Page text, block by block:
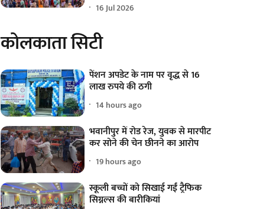
16 Jul 2026
कोलकाता सिटी
पेंशन अपडेट के नाम पर वृद्ध से 16
लाख रुपये की ठगी
14 hours ago
भवानीपुर में रोड रेज, युवक से मारपीट
कर सोने की चेन छीनने का आरोप
19 hours ago
स्कूली बच्चों को सिखाई गईं ट्रैफिक
सिग्नल्स की बारीकियां